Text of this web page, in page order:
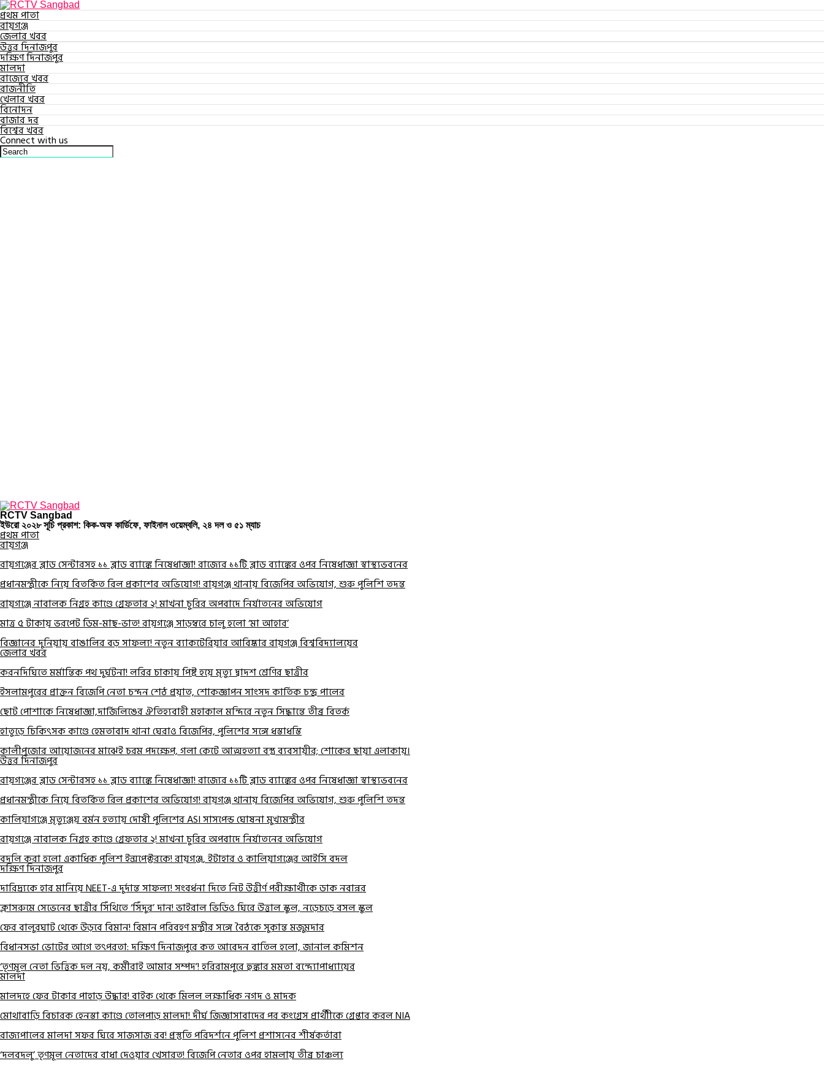
প্রথম পাতা
রায়গঞ্জ
জেলার খবর
উত্তর দিনাজপুর
দক্ষিণ দিনাজপুর
মালদা
রাজ্যের খবর
রাজনীতি
খেলার খবর
বিনোদন
বাজার দর
বিশ্বের খবর
Connect with us
RCTV Sangbad
ইউরো ২০২৮ সূচি প্রকাশ: কিক-অফ কার্ডিফে, ফাইনাল ওয়েম্বলি, ২৪ দল ও ৫১ ম্যাচ
প্রথম পাতা
রায়গঞ্জ
রায়গঞ্জের ব্লাড সেন্টারসহ ১১ ব্লাড ব্যাঙ্কে নিষেধাজ্ঞা! রাজ্যের ১১টি ব্লাড ব্যাঙ্কের ওপর নিষেধাজ্ঞা স্বাস্থ্যভবনের
প্রধানমন্ত্রীকে নিয়ে বিতর্কিত রিল প্রকাশের অভিযোগ! রায়গঞ্জ থানায় বিজেপির অভিযোগ, শুরু পুলিশি তদন্ত
রায়গঞ্জে নাবালক নিগ্রহ কাণ্ডে গ্রেফতার ২! মাখনা চুরির অপবাদে নির্যাতনের অভিযোগ
মাত্র ৫ টাকায় ভরপেট ডিম-মাছ-ভাত! রায়গঞ্জে সাড়ম্বরে চালু হলো ‘মা আহার’
বিজ্ঞানের দুনিয়ায় বাঙালির বড় সাফল্য! নতুন ব্যাকটেরিয়ার আবিষ্কার রায়গঞ্জ বিশ্ববিদ্যালয়ের
জেলার খবর
করনদিঘিতে মর্মান্তিক পথ দুর্ঘটনা! লরির চাকায় পিষ্ট হয়ে মৃত্যু দ্বাদশ শ্রেণির ছাত্রীর
ইসলামপুরের প্রাক্তন বিজেপি নেতা চন্দন শেঠ প্রয়াত, শোকজ্ঞাপন সাংসদ কার্তিক চন্দ্র পালের
ছোট পোশাকে নিষেধাজ্ঞা,দার্জিলিঙের ঐতিহ্যবাহী মহাকাল মন্দিরে নতুন সিদ্ধান্তে তীব্র বিতর্ক
হাতুড়ে চিকিৎসক কাণ্ডে হেমতাবাদ থানা ঘেরাও বিজেপির, পুলিশের সঙ্গে ধস্তাধস্তি
কালীপুজোর আয়োজনের মাঝেই চরম পদক্ষেপ, গলা কেটে আত্মহত্যা বস্ত্র ব্যবসায়ীর; শোকের ছায়া এলাকায়।
উত্তর দিনাজপুর
রায়গঞ্জের ব্লাড সেন্টারসহ ১১ ব্লাড ব্যাঙ্কে নিষেধাজ্ঞা! রাজ্যের ১১টি ব্লাড ব্যাঙ্কের ওপর নিষেধাজ্ঞা স্বাস্থ্যভবনের
প্রধানমন্ত্রীকে নিয়ে বিতর্কিত রিল প্রকাশের অভিযোগ! রায়গঞ্জ থানায় বিজেপির অভিযোগ, শুরু পুলিশি তদন্ত
কালিয়াগঞ্জে মৃত্যুঞ্জয় বর্মন হত্যায় দোষী পুলিশের ASI সাসপেন্ড ঘোষনা মুখ্যমন্ত্রীর
রায়গঞ্জে নাবালক নিগ্রহ কাণ্ডে গ্রেফতার ২! মাখনা চুরির অপবাদে নির্যাতনের অভিযোগ
বদলি করা হলো একাধিক পুলিশ ইন্সপেক্টরকে! রায়গঞ্জ, ইটাহার ও কালিয়াগঞ্জের আইসি বদল
দক্ষিণ দিনাজপুর
দারিদ্র্যকে হার মানিয়ে NEET-এ দুর্দান্ত সাফল্য! সংবর্ধনা দিতে নিট উত্তীর্ণ পরীক্ষার্থীকে ডাক নবান্নর
ক্লাসরুমে সেভেনের ছাত্রীর সিঁথিতে ‘সিঁদুর’ দান! ভাইরাল ভিডিও ঘিরে উত্তাল স্কুল, নড়েচড়ে বসল স্কুল
ফের বালুরঘাট থেকে উড়বে বিমান! বিমান পরিবহণ মন্ত্রীর সঙ্গে বৈঠকে সুকান্ত মজুমদার
বিধানসভা ভোটের আগে তৎপরতা: দক্ষিণ দিনাজপুরে কত আবেদন বাতিল হলো, জানাল কমিশন
‘তৃণমূল নেতা ভিত্তিক দল নয়, কর্মীরাই আমার সম্পদ’! হরিরামপুরে হুঙ্কার মমতা বন্দ্যোপাধ্যায়ের
মালদা
মালদহে ফের টাকার পাহাড় উদ্ধার! বাইক থেকে মিলল লক্ষাধিক নগদ ও মাদক
মোথাবাড়ি বিচারক হেনস্তা কাণ্ডে তোলপাড় মালদা! দীর্ঘ জিজ্ঞাসাবাদের পর কংগ্রেস প্রার্থীীকে গ্রেপ্তার করল NIA
রাজ্যপালের মালদা সফর ঘিরে সাজসাজ রব! প্রস্তুতি পরিদর্শনে পুলিশ প্রশাসনের শীর্ষকর্তারা
‘দলবদলু’ তৃণমূল নেতাদের বাধা দেওয়ার খেসারত! বিজেপি নেতার ওপর হামলায় তীব্র চাঞ্চল্য